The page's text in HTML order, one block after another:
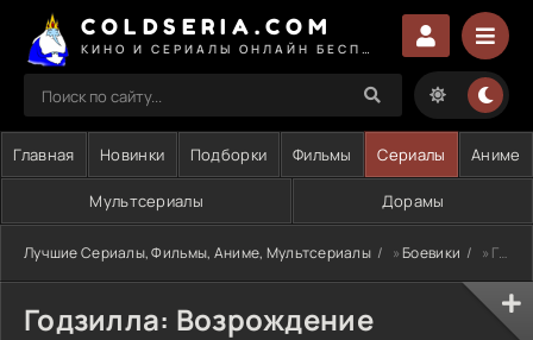
COLDSERIA.COM
Главная Новинки Подборки Фильмы Сериалы Аниме
Мультсериалы Дорамы
Лучшие Сериалы, Фильмы, Аниме, Мультсериалы »Боевики » Годзилла: Возрождение
Годзилла: Возрождение